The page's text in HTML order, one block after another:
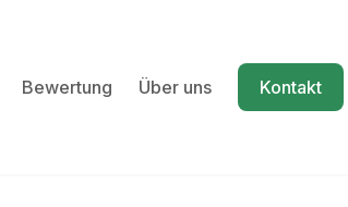
Bewertung Über uns Kontakt